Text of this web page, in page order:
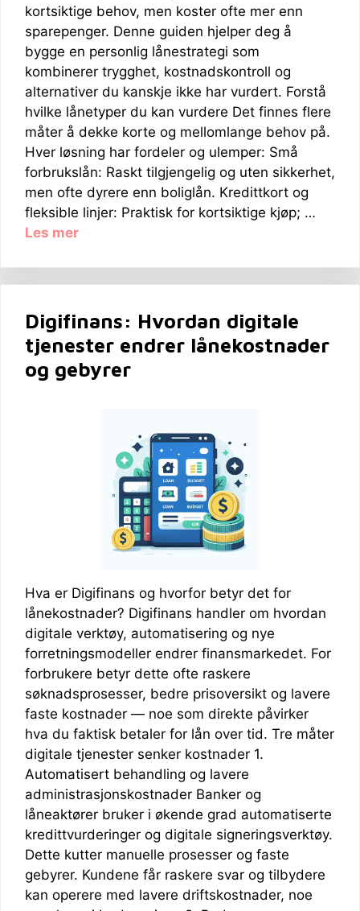
kortsiktige behov, men koster ofte mer enn
sparepenger. Denne guiden hjelper deg å
bygge en personlig lånestrategi som
kombinerer trygghet, kostnadskontroll og
alternativer du kanskje ikke har vurdert. Forstå
hvilke lånetyper du kan vurdere Det finnes flere
måter å dekke korte og mellomlange behov på.
Hver løsning har fordeler og ulemper: Små
forbrukslån: Raskt tilgjengelig og uten sikkerhet,
men ofte dyrere enn boliglån. Kredittkort og
fleksible linjer: Praktisk for kortsiktige kjøp; …
Les mer
Digifinans: Hvordan digitale
tjenester endrer lånekostnader
og gebyrer
Hva er Digifinans og hvorfor betyr det for
lånekostnader? Digifinans handler om hvordan
digitale verktøy, automatisering og nye
forretningsmodeller endrer finansmarkedet. For
forbrukere betyr dette ofte raskere
søknadsprosesser, bedre prisoversikt og lavere
faste kostnader — noe som direkte påvirker
hva du faktisk betaler for lån over tid. Tre måter
digitale tjenester senker kostnader 1.
Automatisert behandling og lavere
administrasjonskostnader Banker og
låneaktører bruker i økende grad automatiserte
kredittvurderinger og digitale signeringsverktøy.
Dette kutter manuelle prosesser og faste
gebyrer. Kundene får raskere svar og tilbydere
kan operere med lavere driftskostnader, noe